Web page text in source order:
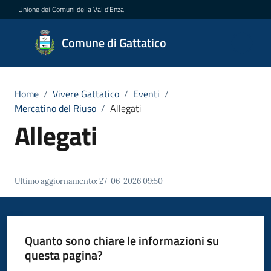
Vai al contenuto
Vai alla navigazione
Vai al footer
Unione dei Comuni della Val d'Enza
Comune di Gattatico
Comune
di
Amministrazione
Servizi
Comune
Home / Vivere Gattatico / Eventi /
Mercatino del Riuso / Allegati
Allegati
Ultimo aggiornamento:27-06-2026 09:50
Quanto sono chiare le informazioni su
questa pagina?